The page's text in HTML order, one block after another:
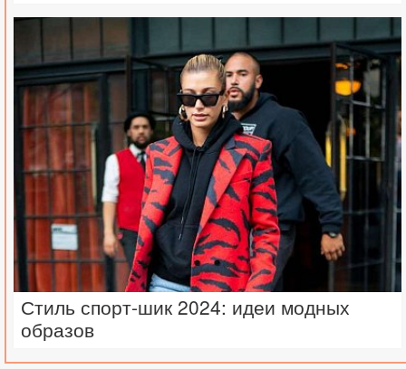
Стиль спорт-шик 2024: идеи модных
образов